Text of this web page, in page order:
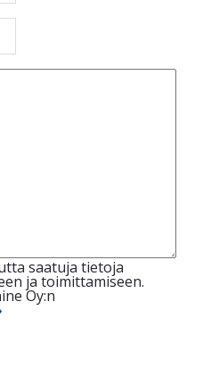
saatuja tietoja
ja toimittamiseen.
Oy:n